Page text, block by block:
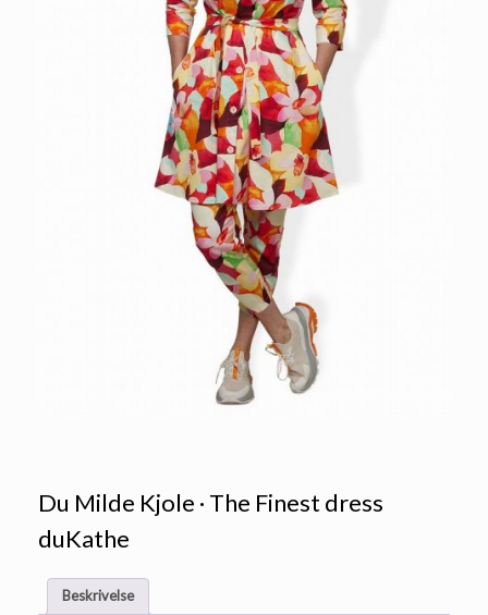
Du Milde Kjole · The Finest dress
duKathe
Beskrivelse